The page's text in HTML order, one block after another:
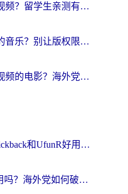
在国外如何看腾讯视频？留学生亲测有效的回国加速方案
在国外怎么听国内的音乐？别让版权限制断了你的华语歌单
怎么在国外看腾讯视频的电影？海外党亲测有效的回国加速指南
海外党别踩坑！Quickback和UfunR好用吗？选对回国加速器才能无缝刷国内资源
迅游和SpeedCN好用吗？海外党如何破解那道看不见的墙